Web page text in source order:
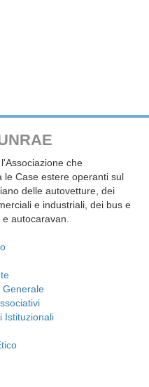
che
le Case estere operanti sul
delle autovetture, dei
e industriali, dei bus e
autocaravan.
Generale
Istituzionali